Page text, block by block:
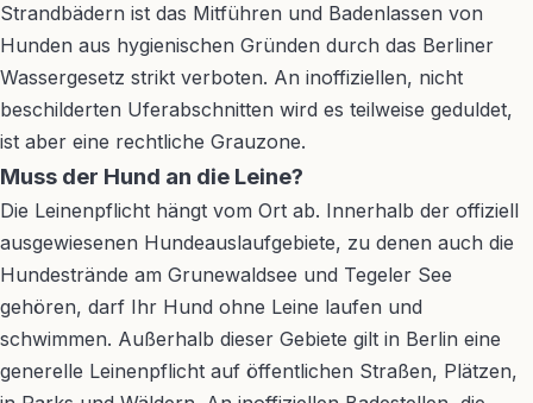
Strandbädern ist das Mitführen und Badenlassen von
Hunden aus hygienischen Gründen durch das Berliner
Wassergesetz strikt verboten. An inoffiziellen, nicht
beschilderten Uferabschnitten wird es teilweise geduldet,
ist aber eine rechtliche Grauzone.
Muss der Hund an die Leine?
Die Leinenpflicht hängt vom Ort ab. Innerhalb der offiziell
ausgewiesenen Hundeauslaufgebiete, zu denen auch die
Hundestrände am Grunewaldsee und Tegeler See
gehören, darf Ihr Hund ohne Leine laufen und
schwimmen. Außerhalb dieser Gebiete gilt in Berlin eine
generelle Leinenpflicht auf öffentlichen Straßen, Plätzen,